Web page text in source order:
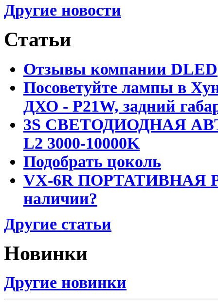
Другие новости
Статьи
Отзывы компании DLED
Посоветуйте лампы в
ДХО - P21W, задний
3S СВЕТОДИОДНАЯ
L2 3000-10000K
Подобрать цоколь
VX-6R ПОРТАТИВНАЯ
наличии?
Другие статьи
Новинки
Другие новинки